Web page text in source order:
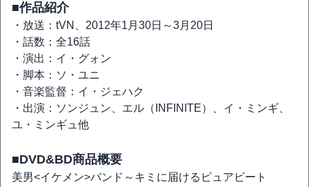
■作品紹介
・放送：tVN、2012年1月30日～3月20日
・話数：全16話
・演出：イ・グォン
・脚本：ソ・ユニ
・音楽監督：イ・ジェハク
・出演：ソンジュン、エル（INFINITE）、イ・ミンギ、
ユ・ミンギュ他
■DVD&BD商品概要
美男<イケメン>バンド～キミに届けるピュアビート